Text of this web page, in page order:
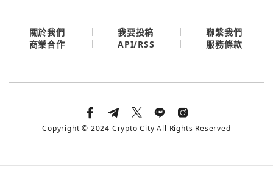
關於我們 我要投稿
聯繫我們
商業合作
API/RSS 服務條款
Copyright © 2024 Crypto City All Rights Reserved